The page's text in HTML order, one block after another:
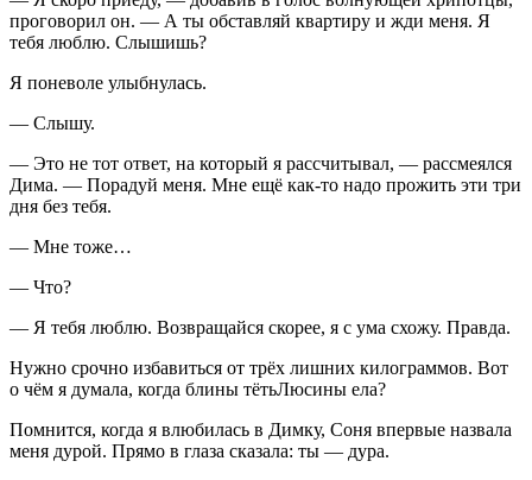
проговорил он. — А ты обставляй квартиру и жди меня. Я
тебя люблю. Слышишь?
Я поневоле улыбнулась.
— Слышу.
— Это не тот ответ, на который я рассчитывал, — рассмеялся
Дима. — Порадуй меня. Мне ещё как-то надо прожить эти три
дня без тебя.
— Мне тоже…
— Что?
— Я тебя люблю. Возвращайся скорее, я с ума схожу. Правда.
Нужно срочно избавиться от трёх лишних килограммов. Вот
о чём я думала, когда блины тётьЛюсины ела?
Помнится, когда я влюбилась в Димку, Соня впервые назвала
меня дурой. Прямо в глаза сказала: ты — дура.